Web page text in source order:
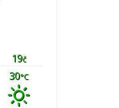
19č
30°C